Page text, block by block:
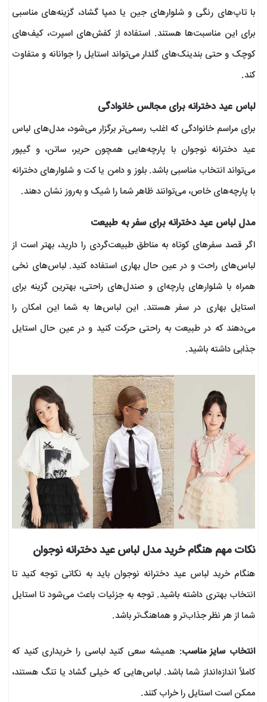
با تاپ‌های رنگی و شلوارهای جین یا دمپا گشاد، گزینه‌های مناسبی
برای این مناسبت‌ها هستند. استفاده از کفش‌های اسپرت، کیف‌های
کوچک و حتی بندینک‌های گلدار می‌تواند استایل را جوانانه و متفاوت
کند.
لباس عید دخترانه برای مجالس خانوادگی
برای مراسم خانوادگی که اغلب رسمی‌تر برگزار می‌شود، مدل‌های لباس
عید دخترانه نوجوان با پارچه‌هایی همچون حریر، ساتن، و گیپور
می‌تواند انتخاب مناسبی باشد. بلوز و دامن یا کت و شلوارهای دخترانه
با پارچه‌های خاص، می‌توانند ظاهر شما را شیک و به‌روز نشان دهند.
مدل لباس عید دخترانه برای سفر به طبیعت
اگر قصد سفرهای کوتاه به مناطق طبیعت‌گردی را دارید، بهتر است از
لباس‌های راحت و در عین حال بهاری استفاده کنید. لباس‌های نخی
همراه با شلوارهای پارچه‌ای و صندل‌های راحتی، بهترین گزینه برای
استایل بهاری در سفر هستند. این لباس‌ها به شما این امکان را
می‌دهند که در طبیعت به راحتی حرکت کنید و در عین حال استایل
جذابی داشته باشید.
نکات مهم هنگام خرید مدل لباس عید دخترانه نوجوان
هنگام خرید لباس عید دخترانه نوجوان باید به نکاتی توجه کنید تا
انتخاب بهتری داشته باشید. توجه به جزئیات باعث می‌شود تا استایل
شما از هر نظر جذاب‌تر و هماهنگ‌تر باشد.
انتخاب سایز مناسب: همیشه سعی کنید لباسی را خریداری کنید که
کاملاً اندازه‌انداز شما باشد. لباس‌هایی که خیلی گشاد یا تنگ هستند،
ممکن است استایل را خراب کنند.